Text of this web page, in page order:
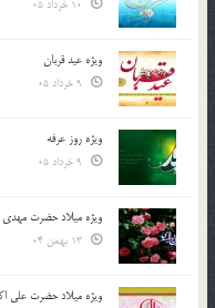
ویژه عید قربان
ویژه روز عرفه
ویژه میلاد حضرت مهدی
ویژه میلاد حضرت علی